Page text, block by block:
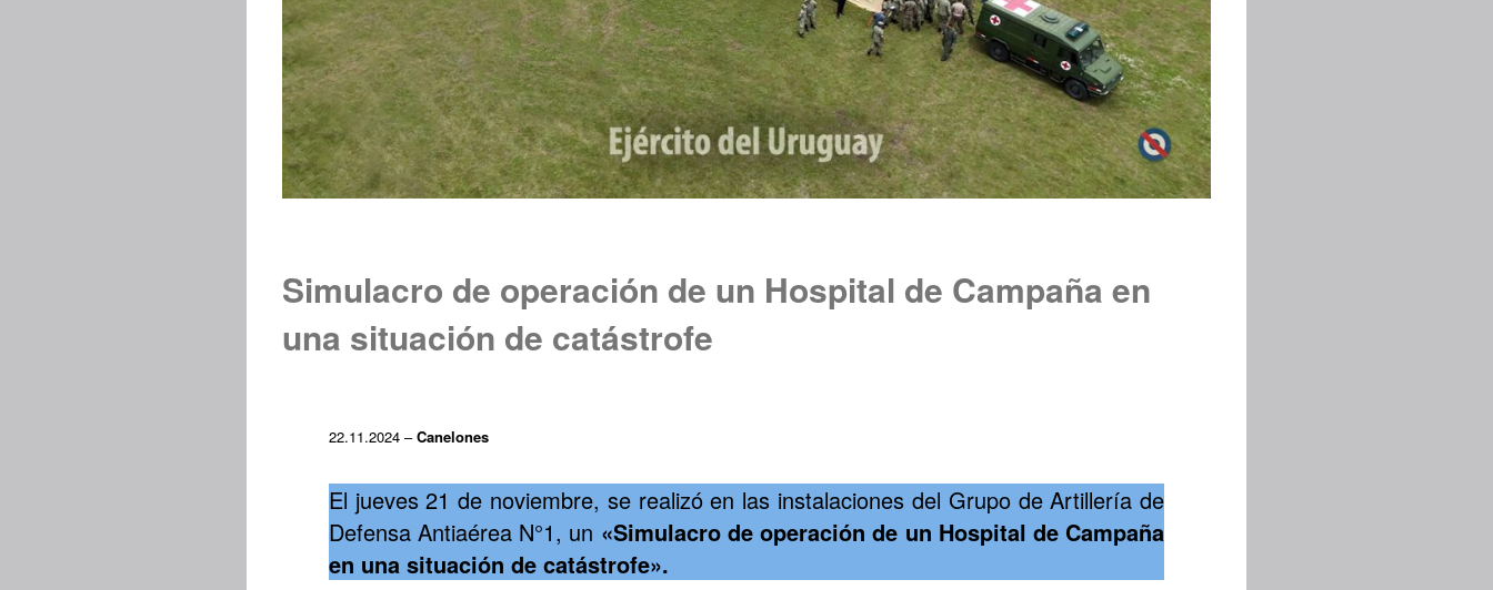
Simulacro de operación de un Hospital de Campaña en
una situación de catástrofe
22.11.2024 –Canelones
El jueves 21 de noviembre, se realizó en las instalaciones del Grupo de Artillería de
Defensa Antiaérea N°1, un «Simulacro de operación de un Hospital de Campaña
en una situación de catástrofe».